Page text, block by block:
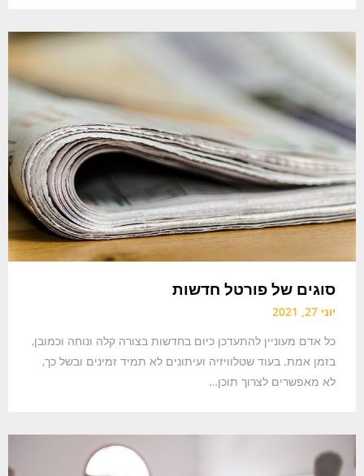
סוגים של פורטל חדשות
יוני 27, 2021
כל אדם מעוניין להתעדכן כיום בחדשות בצורה קלה ונוחה וכמובן,
בזמן אמת. בעוד שטלוויזיה ועיתונים לא תמיד זמינים ובשל כך,
לא מאפשרים לצרוך תוכן…